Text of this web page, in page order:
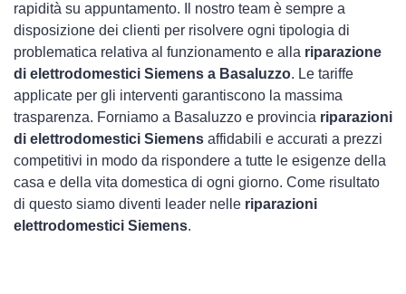
rapidità su appuntamento. Il nostro team è sempre a
disposizione dei clienti per risolvere ogni tipologia di
problematica relativa al funzionamento e alla riparazione
di elettrodomestici Siemens a Basaluzzo. Le tariffe
applicate per gli interventi garantiscono la massima
trasparenza. Forniamo a Basaluzzo e provincia riparazioni
di elettrodomestici Siemens affidabili e accurati a prezzi
competitivi in modo da rispondere a tutte le esigenze della
casa e della vita domestica di ogni giorno. Come risultato
di questo siamo diventi leader nelle riparazioni
elettrodomestici Siemens.